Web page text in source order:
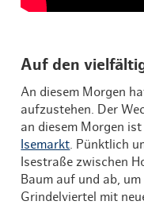
Auf den
An diesem Morgen
aufzustehen. Der
an diesem Morgen
Isemarkt. Pünktlich
Isestraße zwischen
Baum auf und ab,
Grindelviertel mit